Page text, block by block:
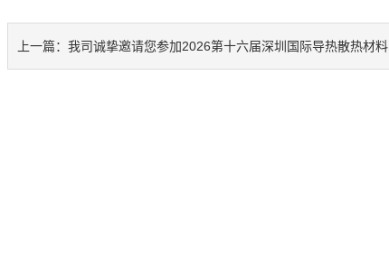
上一篇： 我司诚挚邀请您参加2026第十六届深圳国际导热散热材料及设备展览会